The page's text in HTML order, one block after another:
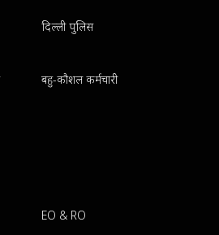
दिल्ली पुलिस
बहु-कौशल कर्मचारी
EO & RO